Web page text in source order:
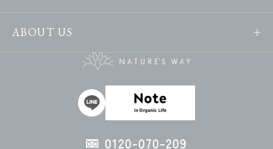
ABOUT US
0120-070-209